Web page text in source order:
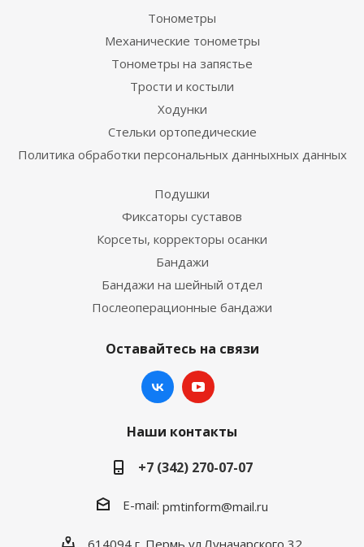
Тонометры
Механические тонометры
Тонометры на запястье
Трости и костыли
Ходунки
Стельки ортопедические
Политика обработки персональных данныхных данных
Подушки
Фиксаторы суставов
Корсеты, корректоры осанки
Бандажи
Бандажи на шейный отдел
Послеоперационные бандажи
Оставайтесь на связи
Наши контакты
+7 (342) 270-07-07
E-mail: pmtinform@mail.ru
614094 г. Пермь ул.Луначарского,32